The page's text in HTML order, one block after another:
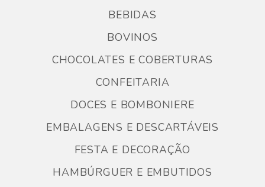
BEBIDAS
BOVINOS
CHOCOLATES E COBERTURAS
CONFEITARIA
DOCES E BOMBONIERE
EMBALAGENS E DESCARTÁVEIS
FESTA E DECORAÇÃO
HAMBÚRGUER E EMBUTIDOS